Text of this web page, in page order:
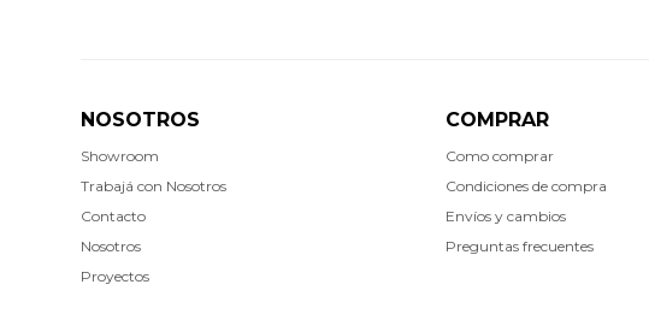
NOSOTROS
Showroom
Trabajá con Nosotros
Contacto
Nosotros
Proyectos
COMPRAR
Como comprar
Condiciones de compra
Envíos y cambios
Preguntas frecuentes